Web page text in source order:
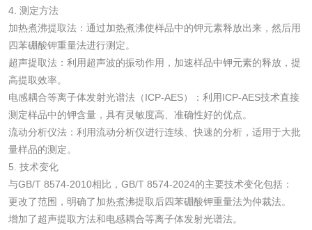
4. 测定方法
加热煮沸提取法：通过加热煮沸使样品中的钾元素释放出来，然后用
四苯硼酸钾重量法进行测定。
超声提取法：利用超声波的振动作用，加速样品中钾元素的释放，提
高提取效率。
电感耦合等离子体发射光谱法（ICP-AES）：利用ICP-AES技术直接
测定样品中的钾含量，具有灵敏度高、准确性好的优点。
流动分析仪法：利用流动分析仪进行连续、快速的分析，适用于大批
量样品的测定。
5. 技术变化
与GB/T 8574-2010相比，GB/T 8574-2024的主要技术变化包括：
更改了范围，明确了加热煮沸提取后四苯硼酸钾重量法为仲裁法。
增加了超声提取方法和电感耦合等离子体发射光谱法。
化工试剂
乳酸钠检测 消泡剂检测
化工助剂检测 涂料助剂检测
化工原料检测 化学品检测
工业用氯化铵检测
颜料油墨